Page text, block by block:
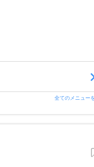
全てのメニュー